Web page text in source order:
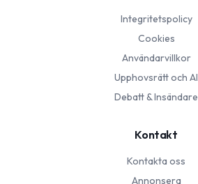
Integritetspolicy
Cookies
Användarvillkor
Upphovsrätt och AI
Debatt & Insändare
Kontakt
Kontakta oss
Annonsera